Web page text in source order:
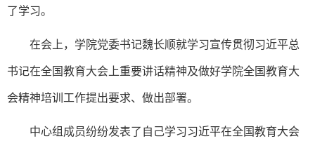
了学习。
在会上， 学院党委书记魏长顺就学习宣传贯彻习近平总
书记在全国教育大会上重要讲话精神及做好学院全国教育大
会精神培训工作提出要求、做出部署。
中心组成员纷纷发表了自己学习习近平在全国教育大会